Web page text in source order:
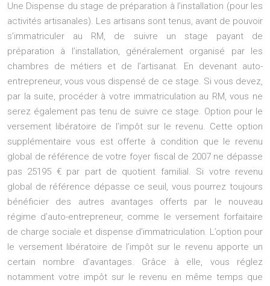
Une Dispense du stage de préparation à l’installation (pour les
activités artisanales). Les artisans sont tenus, avant de pouvoir
s’immatriculer au RM, de suivre un stage payant de
préparation à l’installation, généralement organisé par les
chambres de métiers et de l’artisanat. En devenant auto-
entrepreneur, vous vous dispensé de ce stage. Si vous devez,
par la suite, procéder à votre immatriculation au RM, vous ne
serez également pas tenu de suivre ce stage. Option pour le
versement libératoire de l’impôt sur le revenu. Cette option
supplémentaire vous est offerte à condition que le revenu
global de référence de votre foyer fiscal de 2007 ne dépasse
pas 25195 € par part de quotient familial. Si votre revenu
global de référence dépasse ce seuil, vous pourrez toujours
bénéficier des autres avantages offerts par le nouveau
régime d’auto-entrepreneur, comme le versement forfaitaire
de charge sociale et dispense d’immatriculation. L’option pour
le versement libératoire de l’impôt sur le revenu apporte un
certain nombre d’avantages. Grâce à elle, vous réglez
notamment votre impôt sur le revenu en même temps que